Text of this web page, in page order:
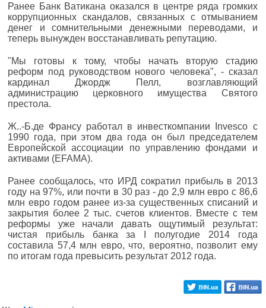
Ранее Банк Ватикана оказался в центре ряда громких
коррупционных скандалов, связанных с отмыванием
денег и сомнительными денежными переводами, и
теперь вынужден восстанавливать репутацию.
"Мы готовы к тому, чтобы начать вторую стадию
реформ под руководством нового человека", - сказал
кардинал Джордж Пелл, возглавляющий
администрацию церковного имущества Святого
престола.
Ж..-Б.де Франсу работал в инвесткомпании Invesco с
1990 года, при этом два года он был председателем
Европейской ассоциации по управлению фондами и
активами (EFAMA).
Ранее сообщалось, что ИРД сократил прибыль в 2013
году на 97%, или почти в 30 раз - до 2,9 млн евро с 86,6
млн евро годом ранее из-за существенных списаний и
закрытия более 2 тыс. счетов клиентов. Вместе с тем
реформы уже начали давать ощутимый результат:
чистая прибыль банка за I полугодие 2014 года
составила 57,4 млн евро, что, вероятно, позволит ему
по итогам года превысить результат 2012 года.